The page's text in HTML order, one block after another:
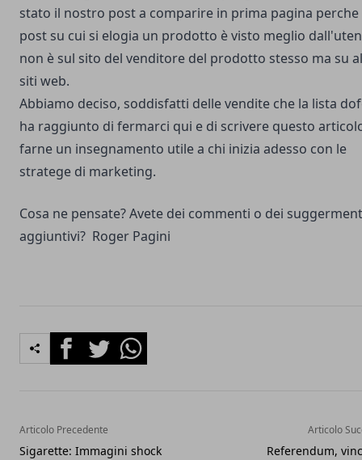
stato il nostro post a comparire in prima pagina perche
post su cui si elogia un prodotto è visto meglio
non è sul sito del venditore del prodotto stesso ma su
siti web.
Abbiamo deciso, soddisfatti delle vendite che la lista
ha raggiunto di fermarci qui e di scrivere questo
farne un insegnamento utile a chi inizia adesso con le
stratege di marketing.
Cosa ne pensate? Avete dei commenti o dei
aggiuntivi? Roger Pagini
FacebookTwitterWhatsapp
Articolo Precedente
Sigarette: Immagini shock
Articolo
Referendum,